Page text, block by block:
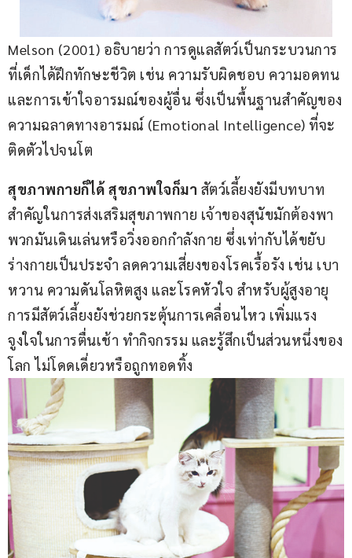
Melson (2001) อธิบายว่า การดูแลสัตว์เป็นกระบวนการ
ที่เด็กได้ฝึกทักษะชีวิต เช่น ความรับผิดชอบ ความอดทน
และการเข้าใจอารมณ์ของผู้อื่น ซึ่งเป็นพื้นฐานสำคัญของ
ความฉลาดทางอารมณ์ (Emotional Intelligence) ที่จะ
ติดตัวไปจนโต
สุขภาพกายก็ได้ สุขภาพใจก็มา สัตว์เลี้ยงยังมีบทบาท
สำคัญในการส่งเสริมสุขภาพกาย เจ้าของสุนัขมักต้องพา
พวกมันเดินเล่นหรือวิ่งออกกำลังกาย ซึ่งเท่ากับได้ขยับ
ร่างกายเป็นประจำ ลดความเสี่ยงของโรคเรื้อรัง เช่น เบา
หวาน ความดันโลหิตสูง และโรคหัวใจ สำหรับผู้สูงอายุ
การมีสัตว์เลี้ยงยังช่วยกระตุ้นการเคลื่อนไหว เพิ่มแรง
จูงใจในการตื่นเช้า ทำกิจกรรม และรู้สึกเป็นส่วนหนึ่งของ
โลก ไม่โดดเดี่ยวหรือถูกทอดทิ้ง